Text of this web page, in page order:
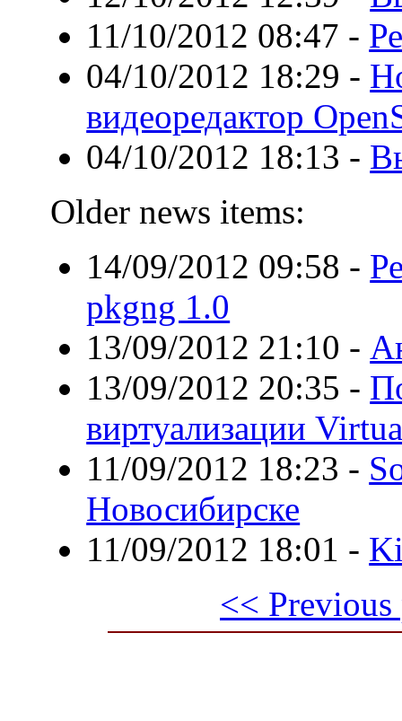
11/10/2012 08:47 -
04/10/2012 18:29 -
видеоредактор
04/10/2012 18:13 -
Older news items:
14/09/2012 09:58 -
pkgng 1.0
13/09/2012 21:10 -
13/09/2012 20:35 -
виртуализации
11/09/2012 18:23 -
Новосибирске
11/09/2012 18:01 -
<< Previous